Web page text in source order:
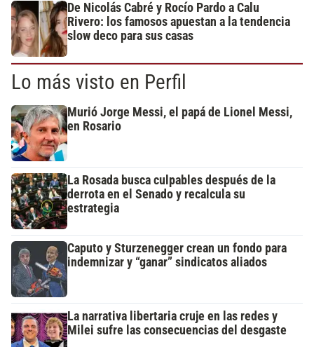
De Nicolás Cabré y Rocío Pardo a Calu
Rivero: los famosos apuestan a la tendencia
slow deco para sus casas
Lo más visto en Perfil
Murió Jorge Messi, el papá de Lionel Messi,
en Rosario
La Rosada busca culpables después de la
derrota en el Senado y recalcula su
estrategia
Caputo y Sturzenegger crean un fondo para
indemnizar y “ganar” sindicatos aliados
La narrativa libertaria cruje en las redes y
Milei sufre las consecuencias del desgaste